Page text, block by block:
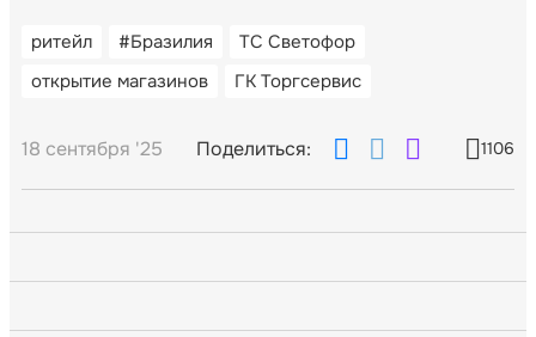
ритейл #Бразилия
ТС Светофор
открытие магазинов
ГК Торгсервис
18 сентября '25 Поделиться: 1106